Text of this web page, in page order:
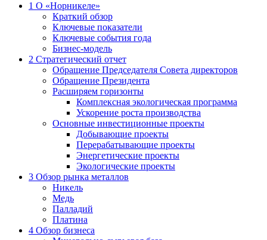
1 О «Норникеле»
Краткий обзор
Ключевые показатели
Ключевые события года
Бизнес-модель
2 Стратегический отчет
Обращение Председателя Совета директоров
Обращение Президента
Расширяем горизонты
Комплексная экологическая программа
Ускорение роста производства
Основные инвестиционные проекты
Добывающие проекты
Перерабатывающие проекты
Энергетические проекты
Экологические проекты
3 Обзор рынка металлов
Никель
Медь
Палладий
Платина
4 Обзор бизнеса